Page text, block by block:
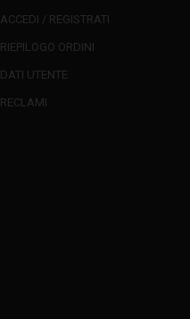
ACCEDI / REGISTRATI
RIEPILOGO ORDINI
DATI UTENTE
RECLAMI